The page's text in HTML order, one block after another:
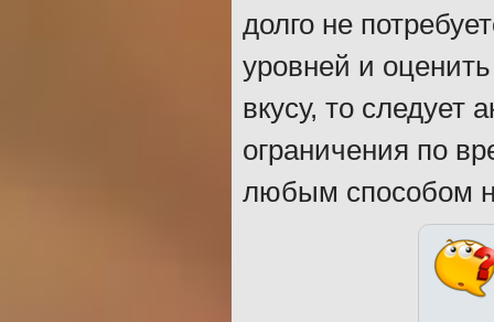
долго не
уровней и
вкусу, то следует
ограничения по
любым способом